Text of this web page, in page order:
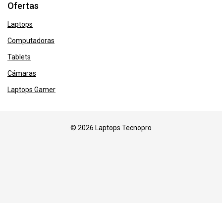
Ofertas
Laptops
Computadoras
Tablets
Cámaras
Laptops Gamer
© 2026 Laptops Tecnopro